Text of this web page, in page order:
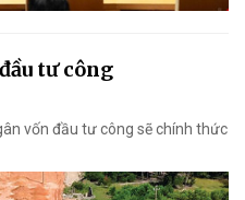
tư công
vốn đầu tư công sẽ chính thức